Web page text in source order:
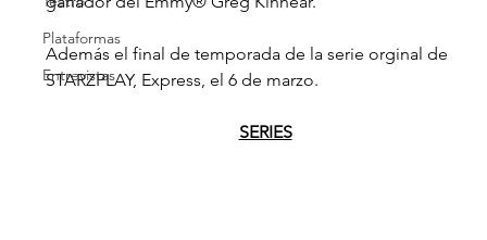
Plataformas
Entrevistas
Además el final de temporada de la serie orginal de
STARZPLAY, Express, el 6 de marzo.
SERIES